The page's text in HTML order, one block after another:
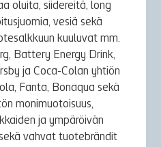
oluita, siidereitä, long
vesiä sekä
kuuluvat mm.
Battery Energy Drink,
ja Coca-Colan yhtiön
Fanta, Bonaqua sekä
monimuotoisuus,
ja ympäröivän
vahvat tuotebrändit